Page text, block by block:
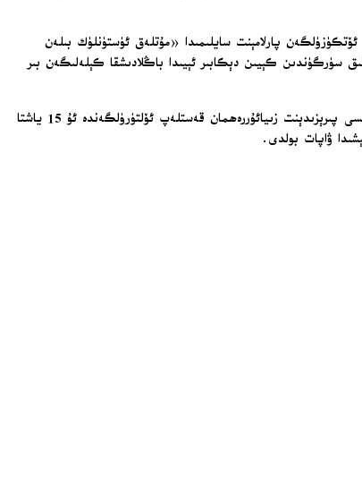
پارلامېنت سايلىمىدا «مۇتلەق ئۈستۈنلۈك بىلەن
جاكارلىدى. ئامېرىكا قوشما ئىشتاتلىرى رەھماننىڭ «تارىخىي» غەلىبىسىنى تەبرىكلىدى. رەھماننىڭ ئۆرلەش جەريانى، ئەنگلىيەدىكى 17 يىللىق سۈرگۈندىن كېيىن دېكابىر ئېيىدا باڭلادىشقا كېلەلىگەن بىر
كۆپىنچە تارىق زىيا ئىسمى بىلەن تونۇلغان رەھمان، ھاياتىنىڭ ھەر بىر باسقۇچىنى شەكىللەندۈرگەن بىر سىياسىي ئىسىمنى كۆتۈرۈپ يۈرمەكتە. 1981-يىلى دادىسى پىرېزىدېنت زىيائۇررەھمان قەستلەپ ئۆلتۈرۈلگەندە ئۇ 15 ياشتا